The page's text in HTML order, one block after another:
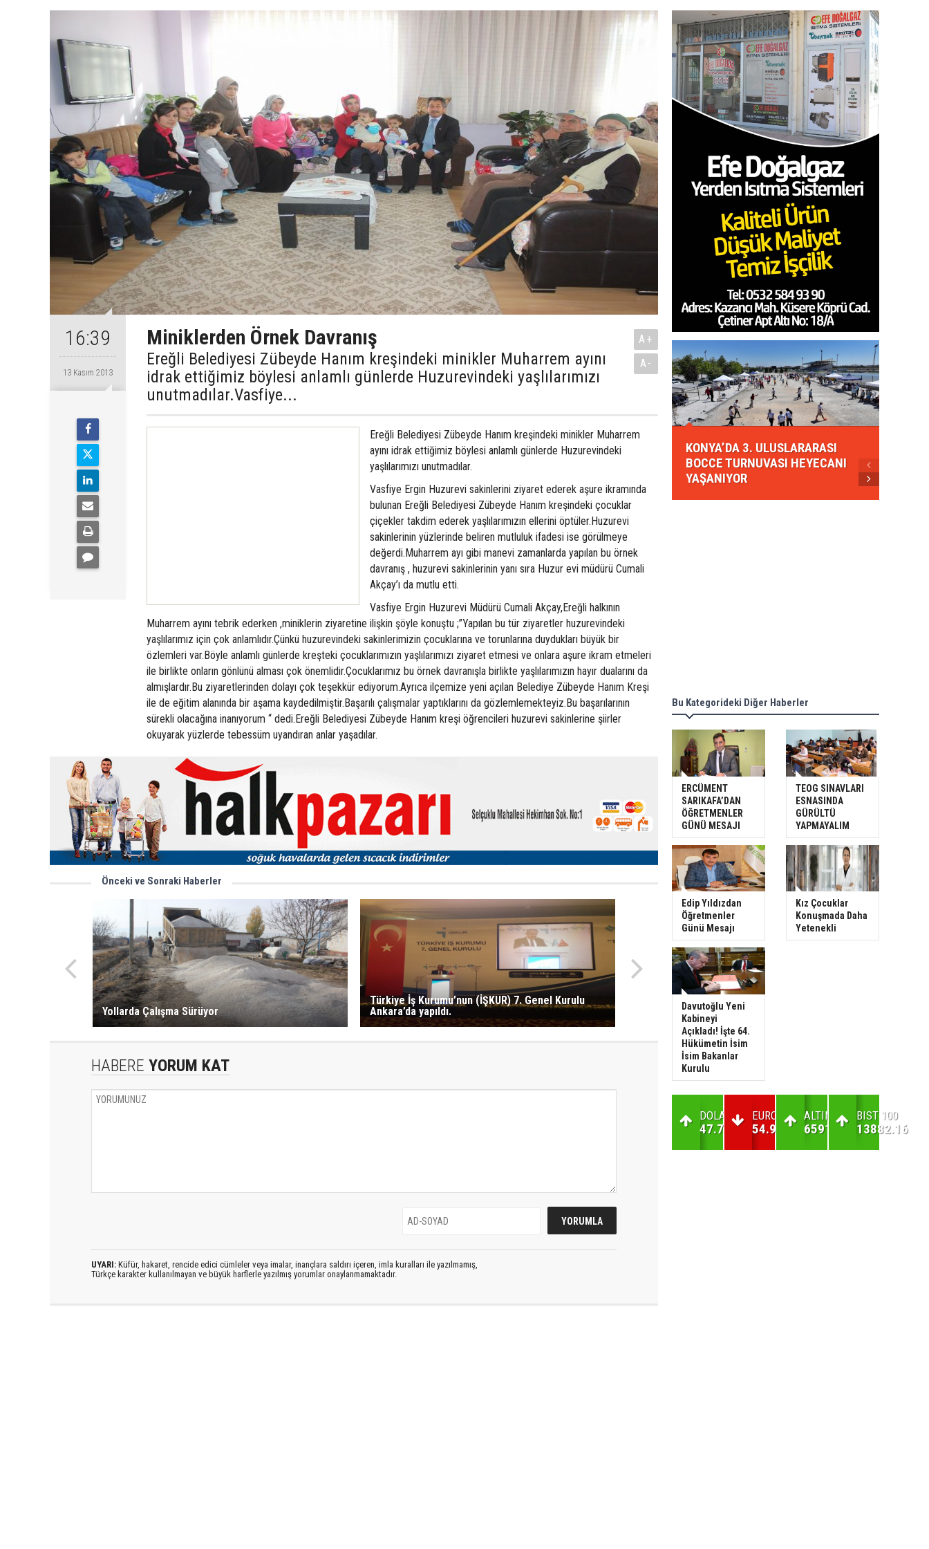
16:39
13 Kasım 2013
Miniklerden Örnek Davranış
Ereğli Belediyesi Zübeyde Hanım kreşindeki minikler Muharrem ayını
idrak ettiğimiz böylesi anlamlı günlerde Huzurevindeki yaşlılarımızı
unutmadılar.Vasfiye...
A+
A-
Ereğli Belediyesi Zübeyde Hanım kreşindeki minikler Muharrem
ayını idrak ettiğimiz böylesi anlamlı günlerde Huzurevindeki
yaşlılarımızı unutmadılar.
Vasfiye Ergin Huzurevi sakinlerini ziyaret ederek aşure ikramında
bulunan Ereğli Belediyesi Zübeyde Hanım kreşindeki çocuklar
çiçekler takdim ederek yaşlılarımızın ellerini öptüler.Huzurevi
sakinlerinin yüzlerinde beliren mutluluk ifadesi ise görülmeye
değerdi.Muharrem ayı gibi manevi zamanlarda yapılan bu örnek
davranış , huzurevi sakinlerinin yanı sıra Huzur evi müdürü Cumali
Akçay’ı da mutlu etti.
Vasfiye Ergin Huzurevi Müdürü Cumali Akçay,Ereğli halkının
Muharrem ayını tebrik ederken ,miniklerin ziyaretine ilişkin şöyle konuştu ;”Yapılan bu tür ziyaretler huzurevindeki
yaşlılarımız için çok anlamlıdır.Çünkü huzurevindeki sakinlerimizin çocuklarına ve torunlarına duydukları büyük bir
özlemleri var.Böyle anlamlı günlerde kreşteki çocuklarımızın yaşlılarımızı ziyaret etmesi ve onlara aşure ikram etmeleri
ile birlikte onların gönlünü alması çok önemlidir.Çocuklarımız bu örnek davranışla birlikte yaşlılarımızın hayır dualarını da
almışlardır.Bu ziyaretlerinden dolayı çok teşekkür ediyorum.Ayrıca ilçemize yeni açılan Belediye Zübeyde Hanım Kreşi
ile de eğitim alanında bir aşama kaydedilmiştir.Başarılı çalışmalar yaptıklarını da gözlemlemekteyiz.Bu başarılarının
sürekli olacağına inanıyorum “ dedi.Ereğli Belediyesi Zübeyde Hanım kreşi öğrencileri huzurevi sakinlerine şiirler
okuyarak yüzlerde tebessüm uyandıran anlar yaşadılar.
Önceki ve Sonraki Haberler
Yollarda Çalışma Sürüyor
Türkiye İş Kurumu’nun (İŞKUR) 7. Genel Kurulu
Ankara’da yapıldı.
HABERE YORUM KAT
UYARI: Küfür, hakaret, rencide edici cümleler veya imalar, inançlara saldırı içeren, imla kuralları ile yazılmamış,
Türkçe karakter kullanılmayan ve büyük harflerle yazılmış yorumlar onaylanmamaktadır.
KONYA’DA 3. ULUSLARARASI
BOCCE TURNUVASI HEYECANI
YAŞANIYOR
Bu Kategorideki Diğer Haberler
ERCÜMENT
SARIKAFA’DAN
ÖĞRETMENLER
GÜNÜ MESAJI
TEOG SINAVLARI
ESNASINDA
GÜRÜLTÜ
YAPMAYALIM
Edip Yıldızdan
Öğretmenler
Günü Mesajı
Kız Çocuklar
Konuşmada Daha
Yetenekli
Davutoğlu Yeni
Kabineyi
Açıkladı! İşte 64.
Hükümetin İsim
İsim Bakanlar
Kurulu
DOLAR
47.7
EURO
54.99
ALTIN
6591.83
BIST 100
13882.16